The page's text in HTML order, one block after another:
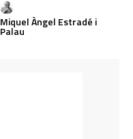
Miquel Àngel Estradé i
Palau